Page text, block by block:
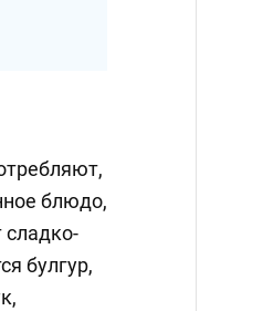
блюдо,
сладко-
булгур,